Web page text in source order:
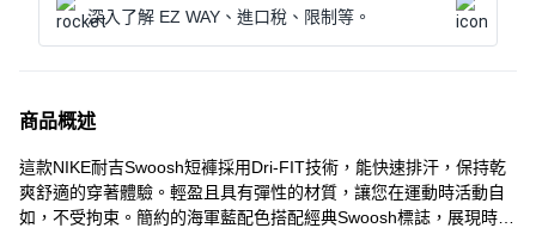
深入了解 EZ WAY、進口稅、限制等。
商品概述
這款NIKE耐吉Swoosh短褲採用Dri-FIT技術，能快速排汗，保持乾
爽舒適的穿著體驗。輕盈且具有彈性的材質，讓您在運動時活動自
如，不受拘束。簡約的海軍藍配色搭配經典Swoosh標誌，展現時尚